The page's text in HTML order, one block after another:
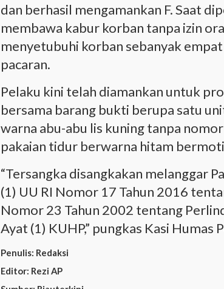
dan berhasil mengamankan F. Saat
membawa kabur korban tanpa izin
menyetubuhi korban sebanyak
pacaran.
Pelaku kini telah diamankan untuk
bersama barang bukti berupa satu
warna abu-abu lis kuning tanpa
pakaian tidur berwarna hitam
“Tersangka disangkakan melanggar
(1) UU RI Nomor 17 Tahun 2016
Nomor 23 Tahun 2002 tentang
Ayat (1) KUHP,” pungkas Kasi Humas
Penulis: Redaksi
Editor: Rezi AP